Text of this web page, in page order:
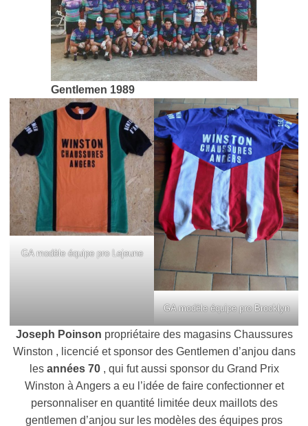
Gentlemen 1989
GA modèle équipe pro Lejeune
GA modèle équipe pro Brooklyn
Joseph Poinson propriétaire des magasins Chaussures
Winston , licencié et sponsor des Gentlemen d’anjou dans
les années 70, qui fut aussi sponsor du Grand Prix
Winston à Angers a eu l’idée de faire confectionner et
personnaliser en quantité limitée deux maillots des
gentlemen d’anjou sur les modèles des équipes pros